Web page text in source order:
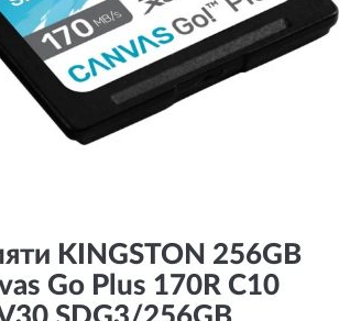
KINGSTON 256GB
Go Plus 170R C10